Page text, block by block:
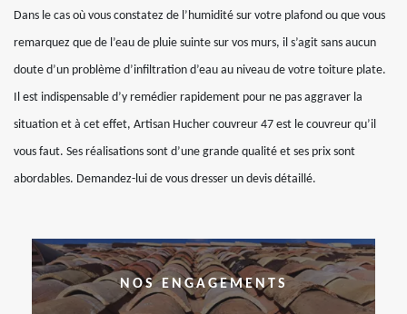
Dans le cas où vous constatez de l’humidité sur votre plafond ou que vous
remarquez que de l’eau de pluie suinte sur vos murs, il s’agit sans aucun
doute d’un problème d’infiltration d’eau au niveau de votre toiture plate.
Il est indispensable d’y remédier rapidement pour ne pas aggraver la
situation et à cet effet, Artisan Hucher couvreur 47 est le couvreur qu’il
vous faut. Ses réalisations sont d’une grande qualité et ses prix sont
abordables. Demandez-lui de vous dresser un devis détaillé.
NOS ENGAGEMENTS